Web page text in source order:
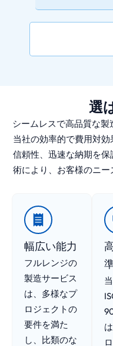
選
シームレスで高品質な製
当社の効率的で費用対効
信頼性、迅速な納期を
術により、お客様のニ
幅広い能力
フルレンジの
製造サービス
は、多様なプ
ロジェクトの
要件を満た
し、比類のな